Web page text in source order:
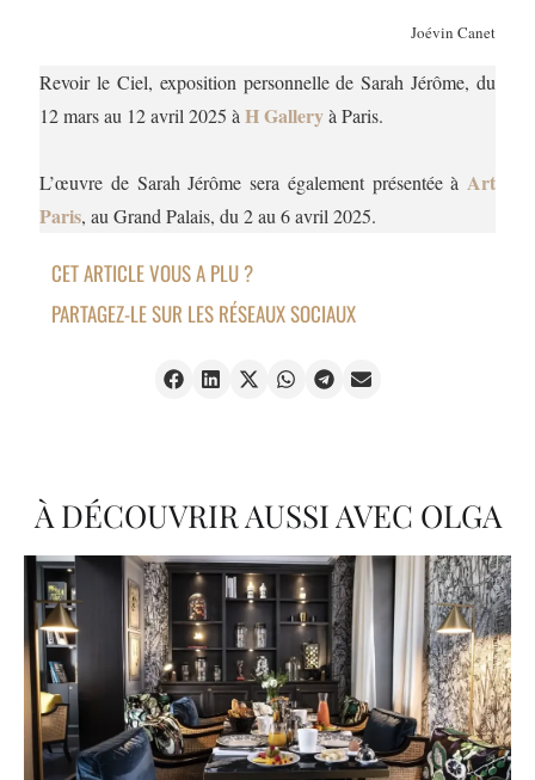
Joévin Canet
Revoir le Ciel, exposition personnelle de Sarah Jérôme, du
12 mars au 12 avril 2025 àH Galleryà Paris.
L’œuvre de Sarah Jérôme sera également présentée à Art
Paris, au Grand Palais, du 2 au 6 avril 2025.
CET ARTICLE VOUS A PLU ?
PARTAGEZ-LE SUR LES RÉSEAUX SOCIAUX
À DÉCOUVRIR AUSSI AVEC OLGA